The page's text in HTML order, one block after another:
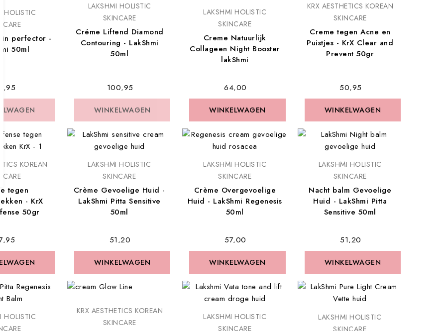
HOLISTIC
perfector -
50ml
LAKSHMI HOLISTIC
SKINCARE
Créme Liftend Diamond
Contouring - LakShmi
50ml
€ 100,95
WINKELWAGEN
WINKELWAGEN
LAKSHMI HOLISTIC
SKINCARE
Creme Natuurlijk
Collageen Night Booster
lakShmi
€ 64,00
WINKELWAGEN
WINKELWAGEN
KRX AESTHETICS KOREAN
SKINCARE
Creme tegen Acne en
Puistjes - KrX Clear and
Prevent 50gr
€ 50,95
WINKELWAGEN
WINKELWAGEN
KOREAN
tegen
- KrX
50gr
LAKSHMI HOLISTIC
SKINCARE
Crème Gevoelige Huid -
LakShmi Pitta Sensitive
50ml
€ 51,20
WINKELWAGEN
WINKELWAGEN
LAKSHMI HOLISTIC
SKINCARE
Crème Overgevoelige
Huid - LakShmi Regenesis
50ml
€ 57,00
WINKELWAGEN
WINKELWAGEN
LAKSHMI HOLISTIC
SKINCARE
Nacht balm Gevoelige
Huid - LakShmi Pitta
Sensitive 50ml
€ 51,20
WINKELWAGEN
WINKELWAGEN
HOLISTIC
KRX AESTHETICS KOREAN
SKINCARE
LAKSHMI HOLISTIC
SKINCARE
LAKSHMI HOLISTIC